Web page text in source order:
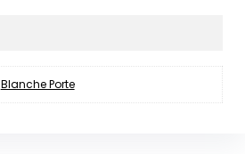
Blanche Porte